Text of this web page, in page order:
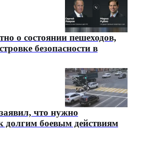
о состоянии пешеходов,
безопасности в
что нужно
долгим боевым действиям